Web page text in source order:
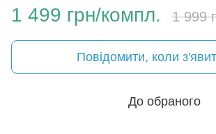
1 499 грн/компл. 1 999
Повідомити, коли
До обраного